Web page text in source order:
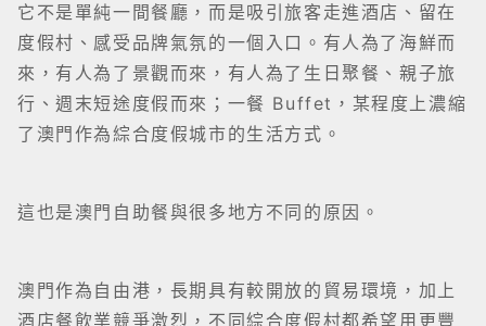
它不是單純一間餐廳，而是吸引旅客走進酒店、留在
度假村、感受品牌氣氛的一個入口。有人為了海鮮而
來，有人為了景觀而來，有人為了生日聚餐、親子旅
行、週末短途度假而來；一餐 Buffet，某程度上濃縮
了澳門作為綜合度假城市的生活方式。
這也是澳門自助餐與很多地方不同的原因。
澳門作為自由港，長期具有較開放的貿易環境，加上
酒店餐飲業競爭激烈，不同綜合度假村都希望用更豐